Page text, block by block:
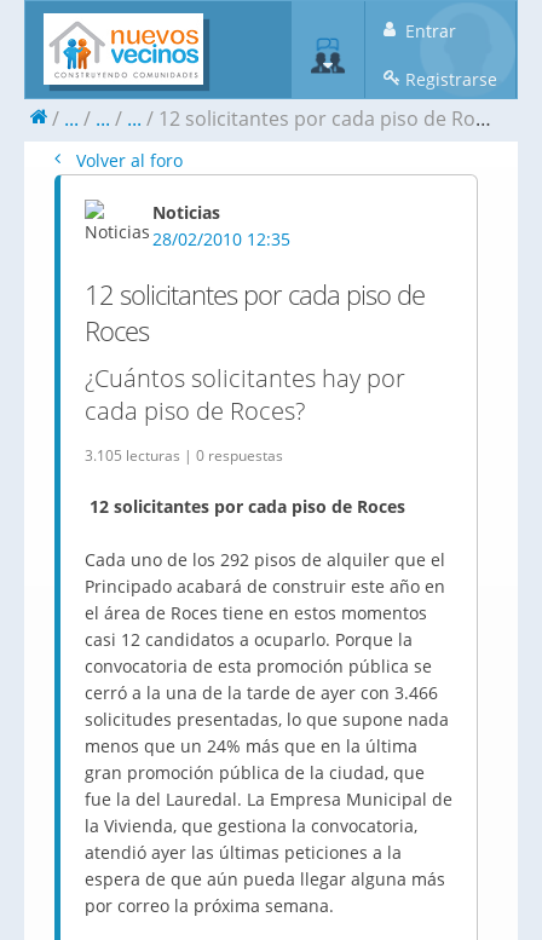
Entrar
Registrarse
... ... ... 12 solicitantes por cada piso de Roces
Volver al foro
Noticias
28/02/2010 12:35
12 solicitantes por cada piso de
Roces
¿Cuántos solicitantes hay por
cada piso de Roces?
3.105 lecturas | 0 respuestas
12 solicitantes por cada piso de Roces
Cada uno de los 292 pisos de alquiler que el
Principado acabará de construir este año en
el área de Roces tiene en estos momentos
casi 12 candidatos a ocuparlo. Porque la
convocatoria de esta promoción pública se
cerró a la una de la tarde de ayer con 3.466
solicitudes presentadas, lo que supone nada
menos que un 24% más que en la última
gran promoción pública de la ciudad, que
fue la del Lauredal. La Empresa Municipal de
la Vivienda, que gestiona la convocatoria,
atendió ayer las últimas peticiones a la
espera de que aún pueda llegar alguna más
por correo la próxima semana.